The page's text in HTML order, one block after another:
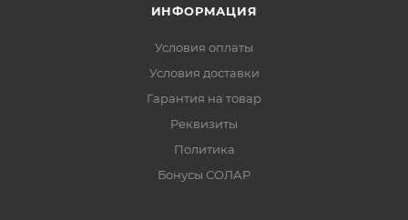
ИНФОРМАЦИЯ
Условия оплаты
Условия доставки
Гарантия на товар
Реквизиты
Политика
Бонусы СОЛАР